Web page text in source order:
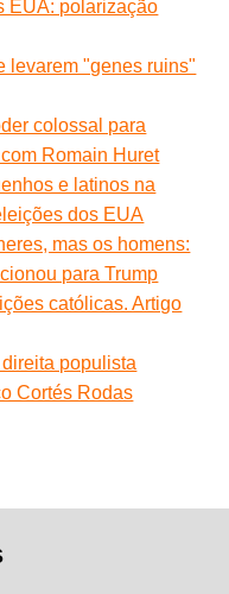
EUA: polarização
levarem "genes ruins"
colossal para
Romain Huret
e latinos na
dos EUA
mas os homens:
para Trump
católicas. Artigo
populista
Cortés Rodas